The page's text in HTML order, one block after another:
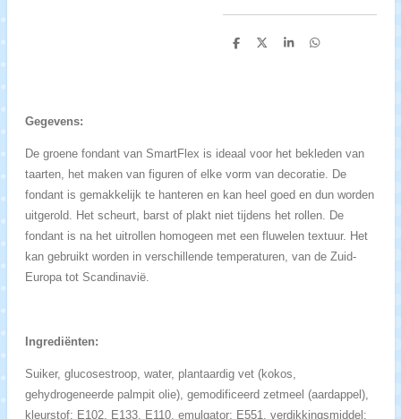
D
D
S
D
Gegevens:
De groene fondant van SmartFlex is ideaal voor het bekleden van
taarten, het maken van figuren of elke vorm van decoratie. De
fondant is gemakkelijk te hanteren en kan heel goed en dun worden
uitgerold. Het scheurt, barst of plakt niet tijdens het rollen. De
fondant is na het uitrollen homogeen met een fluwelen textuur. Het
kan gebruikt worden in verschillende temperaturen, van de Zuid-
Europa tot Scandinavië.
Ingrediënten:
Suiker, glucosestroop, water, plantaardig vet (kokos,
gehydrogeneerde palmpit olie), gemodificeerd zetmeel (aardappel),
kleurstof: E102, E133, E110, emulgator: E551, verdikkingsmiddel: